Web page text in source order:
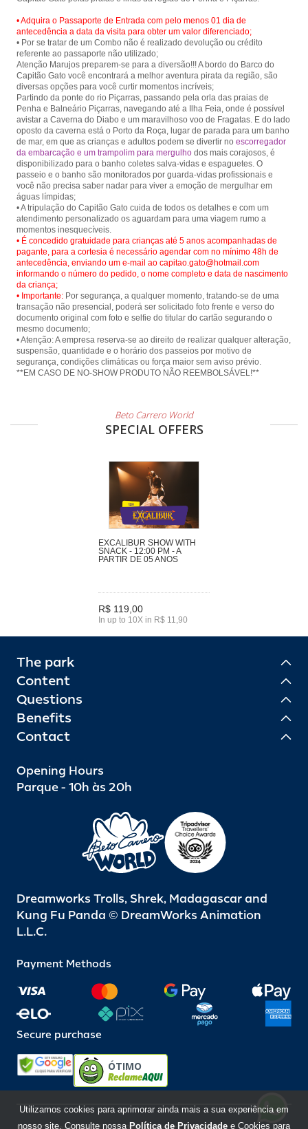
• Adquira o Passaporte de Entrada com pelo menos 01 dia de
antecedência a data da visita para obter um valor diferenciado;
• Por se tratar de um Combo não é realizado devolução ou crédito
referente ao passaporte não utilizado;
Atenção Marujos preparem-se para a diversão!!! A bordo do Barco do
Capitão Gato você encontrará a melhor aventura pirata da região, são
diversas opções para você curtir momentos incríveis;
Partindo da ponte do rio Piçarras, passando pela orla das praias de
Penha e Balneário Piçarras, navegando até a Ilha Feia, onde é possível
avistar a Caverna do Diabo e um maravilhoso voo de Fragatas. E do lado
oposto da caverna está o Porto da Roça, lugar de parada para um banho
de mar, em que as crianças e adultos podem se divertir no escorregador
da embarcação e um trampolim para mergulho dos mais corajosos, é
disponibilizado para o banho coletes salva-vidas e espaguetes. O
passeio e o banho são monitorados por guarda-vidas profissionais e
você não precisa saber nadar para viver a emoção de mergulhar em
águas límpidas;
• A tripulação do Capitão Gato cuida de todos os detalhes e com um
atendimento personalizado os aguardam para uma viagem rumo a
• É concedido gratuidade para crianças até 5 anos acompanhadas de
pagante, para a cortesia é necessário agendar com no mínimo 48h de
antecedência, enviando um e-mail ao capitao.gato@hotmail.com
informando o número do pedido, o nome completo e data de nascimento
da criança;
• Importante: Por segurança, a qualquer momento, tratando-se de uma
transação não presencial, poderá ser solicitado foto frente e verso do
documento original com foto e selfie do titular do cartão segurando o
mesmo documento;
• Atenção: A empresa reserva-se ao direito de realizar qualquer alteração,
suspensão, quantidade e o horário dos passeios por motivo de
segurança, condições climáticas ou força maior sem aviso prévio.
**EM CASO DE NO-SHOW PRODUTO NÃO REEMBOLSÁVEL!**
Beto Carrero World
SPECIAL OFFERS
EXCALIBUR SHOW WITH
SNACK - 12:00 PM - A
PARTIR DE 05 ANOS
R$ 119,00
In up to 10X in R$ 11,90
The park
Content
Questions
Benefits
Contact
Opening Hours
Parque - 10h às 20h
Dreamworks Trolls, Shrek, Madagascar and
Kung Fu Panda © DreamWorks Animation
L.L.C.
Payment Methods
Secure purchase
ÓTIMO
Utilizamos cookies para aprimorar ainda mais a sua experiência em
nosso site. Consulte nossa Política de Privacidade e Cookies para